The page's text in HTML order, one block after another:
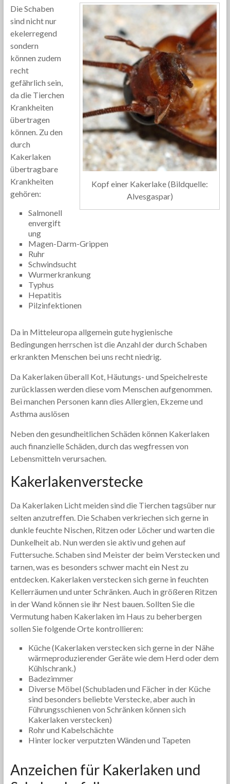
Kopf einer Kakerlake (Bildquelle:
Alvesgaspar)
Die Schaben
sind nicht nur
ekelerregend
sondern
können zudem
recht
gefährlich sein,
da die Tierchen
Krankheiten
übertragen
können. Zu den
durch
Kakerlaken
übertragbare
Krankheiten
gehören:
Salmonell
envergift
ung
Magen-Darm-Grippen
Ruhr
Schwindsucht
Wurmerkrankung
Typhus
Hepatitis
Pilzinfektionen
Da in Mitteleuropa allgemein gute hygienische
Bedingungen herrschen ist die Anzahl der durch Schaben
erkrankten Menschen bei uns recht niedrig.
Da Kakerlaken überall Kot, Häutungs- und Speichelreste
zurücklassen werden diese vom Menschen aufgenommen.
Bei manchen Personen kann dies Allergien, Ekzeme und
Asthma auslösen
Neben den gesundheitlichen Schäden können Kakerlaken
auch finanzielle Schäden, durch das wegfressen von
Lebensmitteln verursachen.
Kakerlakenverstecke
Da Kakerlaken Licht meiden sind die Tierchen tagsüber nur
selten anzutreffen. Die Schaben verkriechen sich gerne in
dunkle feuchte Nischen, Ritzen oder Löcher und warten die
Dunkelheit ab. Nun werden sie aktiv und gehen auf
Futtersuche. Schaben sind Meister der beim Verstecken und
tarnen, was es besonders schwer macht ein Nest zu
entdecken. Kakerlaken verstecken sich gerne in feuchten
Kellerräumen und unter Schränken. Auch in größeren Ritzen
in der Wand können sie ihr Nest bauen. Sollten Sie die
Vermutung haben Kakerlaken im Haus zu beherbergen
sollen Sie folgende Orte kontrollieren:
Küche (Kakerlaken verstecken sich gerne in der Nähe
wärmeproduzierender Geräte wie dem Herd oder dem
Kühlschrank.)
Badezimmer
Diverse Möbel (Schubladen und Fächer in der Küche
sind besonders beliebte Verstecke, aber auch in
Führungsschienen von Schränken können sich
Kakerlaken verstecken)
Rohr und Kabelschächte
Hinter locker verputzten Wänden und Tapeten
Anzeichen für Kakerlaken und